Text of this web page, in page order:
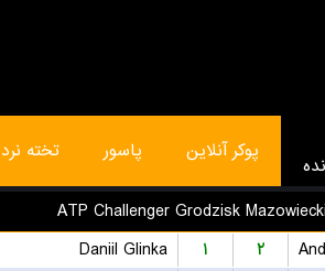
پوکر آنلاین پاسور تخته نرد
ATP Challenger Grodzisk
۲ ۱ Daniil Glinka